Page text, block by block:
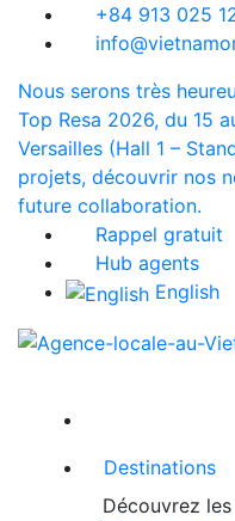
+84 913 025
Nous serons très
Top Resa 2026, du 15
Versailles (Hall 1 –
projets, découvrir nos
future collaboration.
Rappel gratuit
Hub agents
English
Destinations
Découvrez